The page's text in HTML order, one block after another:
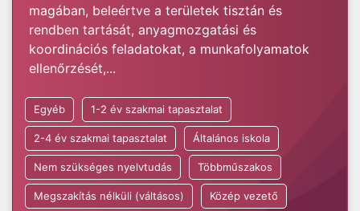
magában, beleértve a területek tisztán és
rendben tartását, anyagmozgatási és
koordinációs feladatokat, a munkafolyamatok
ellenőrzését,...
Egyéb 1-2 év szakmai tapasztalat
2-4 év szakmai tapasztalat Általános iskola
Nem szükséges nyelvtudás Többműszakos
Megszakítás nélküli (váltásos) Közép vezető